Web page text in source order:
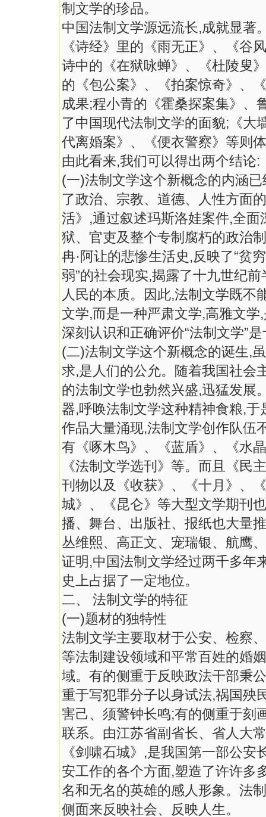
制文学的珍品。
中国法制文学源远流长,成就显著
《诗经》里的《雨无正》、《谷
诗中的《在狱咏蝉》、《杜陵叟
的《包公案》、《拍案惊奇》、
成果;程小青的《霍桑探案集》、
了中国现代法制文学的面貌;《大
代离婚案》、《便衣警察》等则
由此看来,我们可以得出两个结论:
(一)法制文学这个新概念的内涵
了政治、宗教、道德、人性方面
活》,通过叙述玛斯洛娃案件,全
狱、官吏及整个专制腐朽的政治
冉·阿让的悲惨生活史,反映了“贫
弱”的社会现实,揭露了十九世纪
人民的本质。因此,法制文学既不
文学,而是一种严肃文学,高雅文
深刻认识和正确评价“法制文学”
(二)法制文学这个新概念的诞生,
求,是人们的公允。随着我国社会
的法制文学也勃然兴盛,迅猛发展
器,呼唤法制文学这种精神食粮,
作品大量涌现,法制文学创作队伍
有《啄木鸟》、《蓝盾》、《水
《法制文学选刊》等。而且《民
刊物以及《收获》、《十月》、
城》、《昆仑》等大型文学期刊
播、舞台、出版社、报纸也大量
丛维熙、高正文、宠瑞银、航鹰
证明,中国法制文学经过两千多年
史上占据了一定地位。
二、 法制文学的特征
(一)题材的独特性
法制文学主要取材于公安、检察
等法制建设领域和平常百姓的婚
域。有的侧重于反映政法干部秉
重于写犯罪分子以身试法,祸国殃
害己、须警钟长鸣;有的侧重于刻
联系。由江苏省副省长、省人大
《剑啸石城》,是我国第一部公
安工作的各个方面,塑造了许许多
名和无名的英雄的感人形象。法
侧面来反映社会、反映人生。